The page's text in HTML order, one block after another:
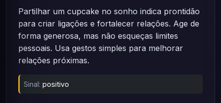
Partilhar um cupcake no sonho indica prontidão
para criar ligações e fortalecer relações. Age de
forma generosa, mas não esqueças limites
pessoais. Usa gestos simples para melhorar
relações próximas.
Sinal: positivo